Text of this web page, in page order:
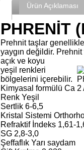
Ürün Açıklaması
PHRENİT
Prehnit taşlar
yaygın değildir.
açık ve koyu
yeşil renkleri
bölgelerini içerebilir.
Kimyasal formülü Ca
Renk Yeşil
Sertlik 6-6,5
Kristal Sistemi
Refraktif İndeks 1,61-
SG 2,8-3,0
Şeffaflık Yarı saydam